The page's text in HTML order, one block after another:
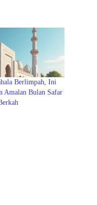
Berlimpah, Ini
Amalan Bulan Safar